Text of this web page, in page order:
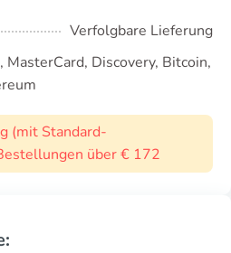
Verfolgbare Lieferung
MasterCard, Discovery, Bitcoin,
(mit Standard-
über € 172